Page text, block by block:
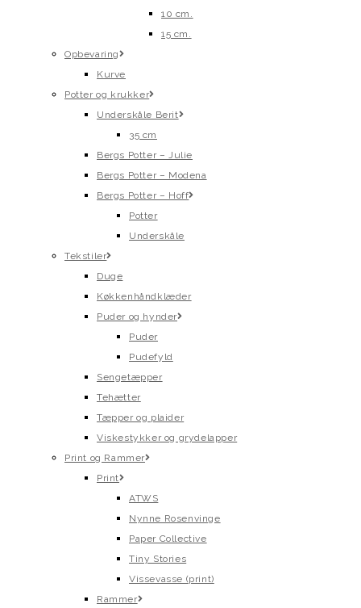
10 cm.
15 cm.
Opbevaring
Kurve
Potter og krukker
Underskåle Berit
35 cm
Bergs Potter – Julie
Bergs Potter – Modena
Bergs Potter – Hoff
Potter
Underskåle
Tekstiler
Duge
Køkkenhåndklæder
Puder og hynder
Puder
Pudefyld
Sengetæpper
Tehætter
Tæpper og plaider
Viskestykker og grydelapper
Print og Rammer
Print
ATWS
Nynne Rosenvinge
Paper Collective
Tiny Stories
Vissevasse (print)
Rammer